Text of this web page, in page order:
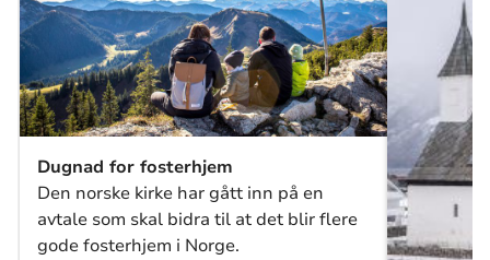
Dugnad for fosterhjem
Den norske kirke har gått inn på en
avtale som skal bidra til at det blir flere
gode fosterhjem i Norge.